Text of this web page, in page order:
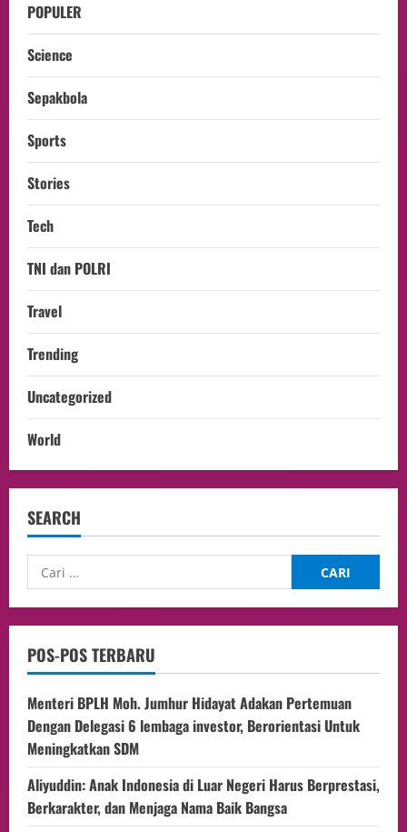
POPULER
Science
Sepakbola
Sports
Stories
Tech
TNI dan POLRI
Travel
Trending
Uncategorized
World
SEARCH
POS-POS TERBARU
Menteri BPLH Moh. Jumhur Hidayat Adakan Pertemuan
Dengan Delegasi 6 lembaga investor, Berorientasi Untuk
Meningkatkan SDM
Aliyuddin: Anak Indonesia di Luar Negeri Harus Berprestasi,
Berkarakter, dan Menjaga Nama Baik Bangsa